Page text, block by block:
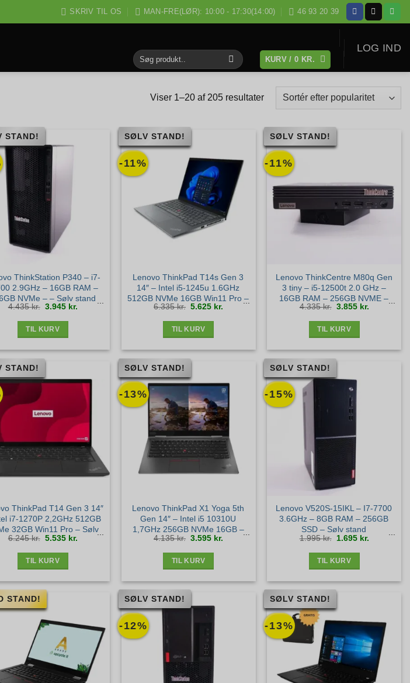
SKRIV TIL OS MAN-FRE(LØR): 10:00 - 17:30(14:00) 46 93 20 39
Søg
efter:
KURV /0 KR.
LOG IND
Viser 1–20 af 205 resultaterSorteret
efter
popularitet
STAND!
ThinkStation P340 – i7-
2.9GHz – 16GB RAM –
NVMe – – Sølv stand
4.435kr. Den
oprindelige
pris
3.945 kr.Den
aktuelle
pris
TIL KURV
-11%
SØLV STAND!
Lenovo ThinkPad T14s Gen 3
14″ – Intel i5-1245u 1.6GHz
512GB NVMe 16GB Win11 Pro –
Sølv stand
6.335kr. Den
oprindelige
pris
5.625 kr.
TIL KURV
-11%
SØLV STAND!
Lenovo ThinkCentre M80q Gen
3 tiny – i5-12500t 2.0 GHz –
16GB RAM – 256GB NVME –
Sølv stand
4.335kr. Den
oprindelige
pris
3.855 kr.Den
aktuelle
pris
TIL KURV
STAND!
ThinkPad T14 Gen 3 14″
i7-1270P 2,2GHz 512GB
32GB Win11 Pro – Sølv
stand
6.245kr. Den
oprindelige
pris
5.535 kr.aktuelle
pris
TIL KURV
-13%
SØLV STAND!
Lenovo ThinkPad X1 Yoga 5th
Gen 14″ – Intel i5 10310U
1,7GHz 256GB NVMe 16GB –
Touchskærm – Bronze stand
4.135kr. Den
oprindelige
pris
3.595 kr.
TIL KURV
-15%
SØLV STAND!
Lenovo V520S-15IKL – I7-7700
3.6GHz – 8GB RAM – 256GB
SSD – Sølv stand
1.995kr. Den
oprindelige
pris
1.695 kr.aktuelle
pris
TIL KURV
STAND!
-12%
SØLV STAND!
-13%
SØLV STAND!